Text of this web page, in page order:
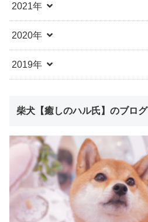
2021年
2020年
2019年
柴犬【癒しのハル氏】のブログ